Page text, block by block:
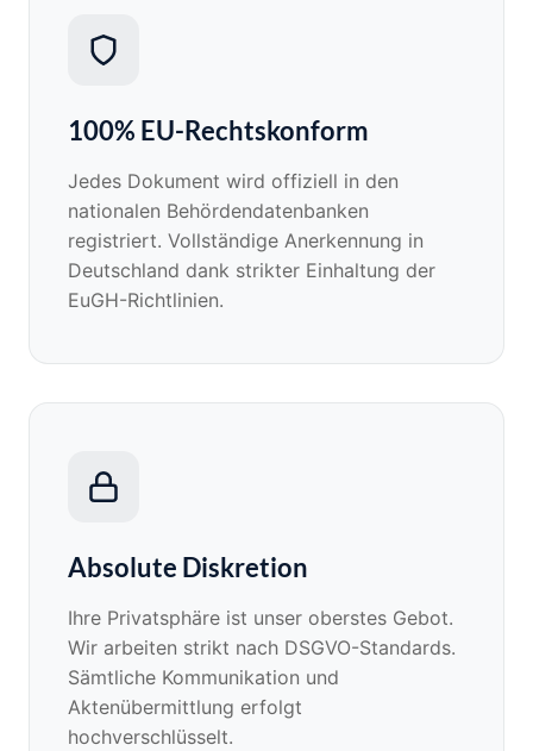
100% EU-Rechtskonform
Jedes Dokument wird offiziell in den
nationalen Behördendatenbanken
registriert. Vollständige Anerkennung in
Deutschland dank strikter Einhaltung der
EuGH-Richtlinien.
Absolute Diskretion
Ihre Privatsphäre ist unser oberstes Gebot.
Wir arbeiten strikt nach DSGVO-Standards.
Sämtliche Kommunikation und
Aktenübermittlung erfolgt
hochverschlüsselt.